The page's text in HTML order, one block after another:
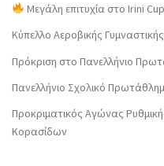
Μεγάλη επιτυχία στο Irini Cup
Κύπελλο Αεροβικής Γυμναστικής
Πρόκριση στο Πανελλήνιο
Πανελλήνιο Σχολικό
Προκριματικός Αγώνας
Κορασίδων